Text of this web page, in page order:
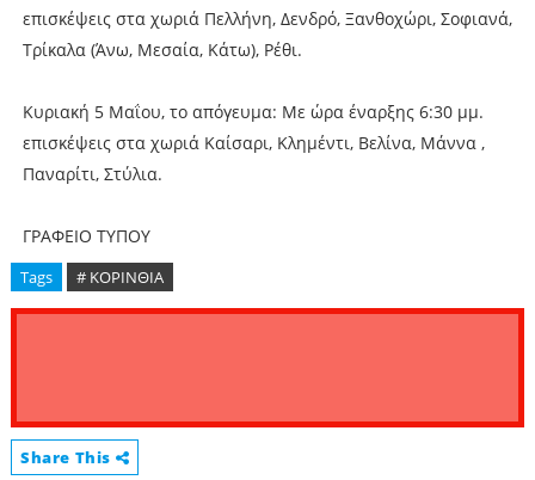
επισκέψεις στα χωριά Πελλήνη, Δενδρό, Ξανθοχώρι, Σοφιανά,
Τρίκαλα (Άνω, Μεσαία, Κάτω), Ρέθι.
Κυριακή 5 Μαΐου, το απόγευμα: Με ώρα έναρξης 6:30 μμ.
επισκέψεις στα χωριά Καίσαρι, Κλημέντι, Βελίνα, Μάννα ,
Παναρίτι, Στύλια.
ΓΡΑΦΕΙΟ ΤΥΠΟΥ
Tags # ΚΟΡΙΝΘΙΑ
Share This